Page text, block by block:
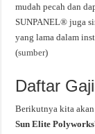
mudah pecah dan
SUNPANEL® juga
yang lama dalam
(sumber)
Daftar
Berikutnya kita
Sun Elite